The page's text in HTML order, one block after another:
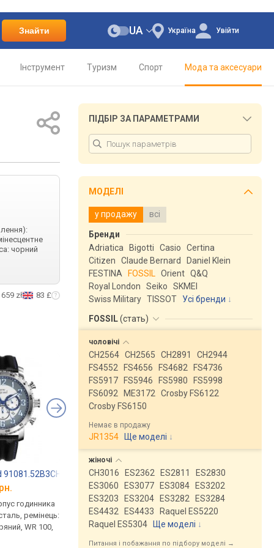
Знайти Україна
UA Увійти
Інструмент Туризм Спорт Мода та аксесуари
чорний
659 zł 83 £
годинника
ремінець:
WR 100,
VICEROY 432137-15
від 5 523 грн.
кварцові, корпус годинника
нержавіюча сталь, ремінець:
ремінець шкіряний, WR 100,
Іспанія
ELYSEE 28423
від 5 103 грн.
кварцові, корпус
нержавіюча сталь,
ремінець шкіряний,
Німеччина
ПІДБІР ЗА ПАРАМЕТРАМИ
МОДЕЛІ
у продажу всі
Бренди
Adriatica
Bigotti Casio
Certina
Citizen
Claude Bernard
Daniel Klein
FESTINA
FOSSIL Orient Q&Q
Royal London
Seiko
SKMEI
Swiss Military TISSOT
Усі бренди
FOSSIL(стать)
чоловічі
CH2564 CH2565 CH2891
CH2944
FS4552
FS4656 FS4682
FS4736
FS5917
FS5946 FS5980
FS5998
FS6092
ME3172
Crosby FS6122
Crosby FS6150
Немає в продажу
JR1354 Ще моделі ↓
жіночі
CH3016 ES2362 ES2811
ES2830
ES3060
ES3077 ES3084
ES3202
ES3203
ES3204 ES3282
ES3284
ES4432
ES4433
Raquel ES5220
Raquel ES5304
Ще моделі ↓
Питання і побажання по підбору моделі →